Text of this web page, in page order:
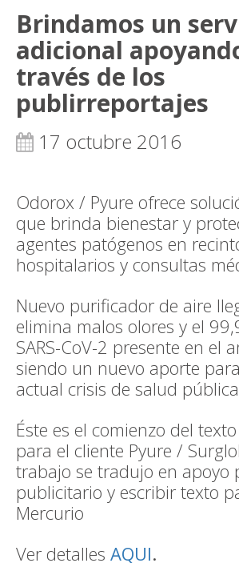
Brindamos un
adicional
través de los
publirreportajes
17 octubre 2016
Odorox / Pyure ofrece
que brinda bienestar y
agentes patógenos en
hospitalarios y consultas
Nuevo purificador de aire
elimina malos olores y el
SARS-CoV-2 presente en el
siendo un nuevo aporte
actual crisis de salud
Éste es el comienzo del
para el cliente Pyure /
trabajo se tradujo en apoyo
publicitario y escribir texto
Mercurio
Ver detalles AQUI.